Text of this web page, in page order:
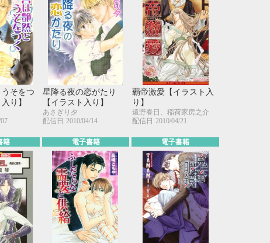
そをつ
り】
星降る夜の恋がたり
【イラスト入り】
あさぎり夕
配信日 2010/04/14
覇帝激愛【イラスト入
り】
遠野春日、稲荷家房之介
配信日 2010/04/21
籍 電子書籍 電子書籍